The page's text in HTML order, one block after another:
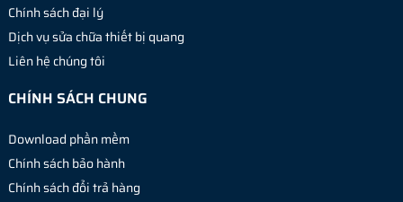
Chính sách đại lý
Dịch vụ sửa chữa thiết bị quang
Liên hệ chúng tôi
CHÍNH SÁCH CHUNG
Download phần mềm
Chính sách bảo hành
Chính sách đổi trả hàng